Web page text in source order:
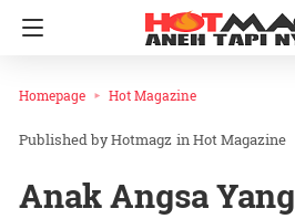
Homepage Hot Magazine
Hotmagz inHot Magazine
Anak Angsa Yang